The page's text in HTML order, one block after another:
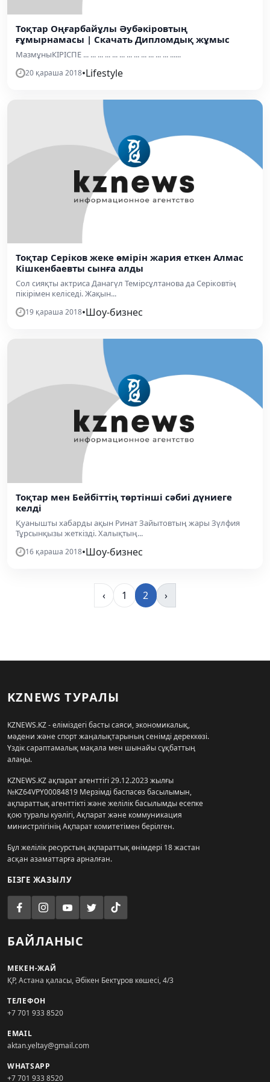
Тоқтар Оңғарбайұлы Әубәкіровтың
ғұмырнамасы | Скачать Дипломдық жұмыс
МазмұныКІРІСПЕ ... ... ... ... ... ... ... ... ... ... ... ... ......
20 қараша 2018•Lifestyle
Тоқтар Серіков жеке өмірін жария еткен Алмас
Кішкенбаевты сынға алды
Сол сияқты актриса Данагүл Темірсұлтанова да Серіковтің
пікірімен келіседі. Жақын...
19 қараша 2018•Шоу-бизнес
Тоқтар мен Бейбіттің төртінші сәбиі дүниеге
келді
Қуанышты хабарды ақын Ринат Зайытовтың жары Зүлфия
Тұрсынқызы жеткізді. Халықтың...
16 қараша 2018•Шоу-бизнес
‹ 1 2 ›
KZNEWS ТУРАЛЫ
KZNEWS.KZ - еліміздегі басты саяси, экономикалық,
мәдени және спорт жаңалықтарының сенімді дереккөзі.
Үздік сараптамалық мақала мен шынайы сұқбаттың
алаңы.
KZNEWS.KZ ақпарат агенттігі 29.12.2023 жылғы
№KZ64VPY00084819 Мерзімді баспасөз басылымын,
ақпараттық агенттікті және желілік басылымды есепке
қою туралы куәлігі, Ақпарат және коммуникация
министрлігінің Ақпарат комитетімен берілген.
Бұл желілік ресурстың ақпараттық өнімдері 18 жастан
асқан азаматтарға арналған.
БІЗГЕ ЖАЗЫЛУ
БАЙЛАНЫС
МЕКЕН-ЖАЙ
ҚР, Астана қаласы, Әбікен Бектұров көшесі, 4/3
ТЕЛЕФОН
+7 701 933 8520
EMAIL
aktan.yeltay@gmail.com
WHATSAPP
+7 701 933 8520